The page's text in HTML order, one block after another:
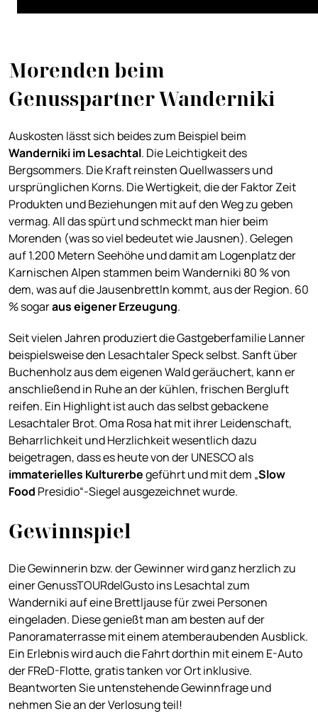
Morenden beim
Genusspartner Wanderniki
Auskosten lässt sich beides zum Beispiel beim
Wanderniki im Lesachtal. Die Leichtigkeit des
Bergsommers. Die Kraft reinsten Quellwassers und
ursprünglichen Korns. Die Wertigkeit, die der Faktor Zeit
Produkten und Beziehungen mit auf den Weg zu geben
vermag. All das spürt und schmeckt man hier beim
Morenden (was so viel bedeutet wie Jausnen). Gelegen
auf 1.200 Metern Seehöhe und damit am Logenplatz der
Karnischen Alpen stammen beim Wanderniki 80 % von
dem, was auf die Jausenbrettln kommt, aus der Region. 60
% sogaraus eigener Erzeugung.
Seit vielen Jahren produziert die Gastgeberfamilie Lanner
beispielsweise den Lesachtaler Speck selbst. Sanft über
Buchenholz aus dem eigenen Wald geräuchert, kann er
anschließend in Ruhe an der kühlen, frischen Bergluft
reifen. Ein Highlight ist auch das selbst gebackene
Lesachtaler Brot. Oma Rosa hat mit ihrer Leidenschaft,
Beharrlichkeit und Herzlichkeit wesentlich dazu
beigetragen, dass es heute von der UNESCO als
immaterielles Kulturerbegeführt und mit dem „Slow
Food Presidio“-Siegel ausgezeichnet wurde.
Gewinnspiel
Die Gewinnerin bzw. der Gewinner wird ganz herzlich zu
einer GenussTOURdelGusto ins Lesachtal zum
Wanderniki auf eine Brettljause für zwei Personen
eingeladen. Diese genießt man am besten auf der
Panoramaterrasse mit einem atemberaubenden Ausblick.
Ein Erlebnis wird auch die Fahrt dorthin mit einem E-Auto
der FReD-Flotte, gratis tanken vor Ort inklusive.
Beantworten Sie untenstehende Gewinnfrage und
nehmen Sie an der Verlosung teil!